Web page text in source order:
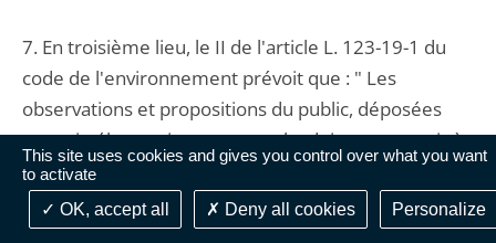
This site uses cookies and gives you control over what you want
to activate
OK, accept all
Deny all cookies Personalize
7. En troisième lieu, le II de l'article L. 123-19-1 du
code de l'environnement prévoit que : " Les
observations et propositions du public, déposées
par voie électronique ou postale, doivent parvenir à
l'autorité administrative concernée dans un délai qui
ne peut être inférieur à vingt et un jours à compter
de la mise à disposition prévue au même premier